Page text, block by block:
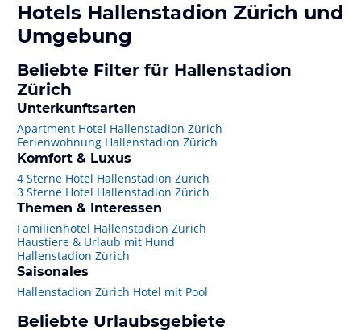
Hotels Hallenstadion Zürich und
Umgebung
Beliebte Filter für Hallenstadion
Zürich
Unterkunftsarten
Apartment Hotel Hallenstadion Zürich
Ferienwohnung Hallenstadion Zürich
Komfort & Luxus
4 Sterne Hotel Hallenstadion Zürich
3 Sterne Hotel Hallenstadion Zürich
Themen & Interessen
Familienhotel Hallenstadion Zürich
Haustiere & Urlaub mit Hund
Hallenstadion Zürich
Saisonales
Hallenstadion Zürich Hotel mit Pool
Beliebte Urlaubsgebiete